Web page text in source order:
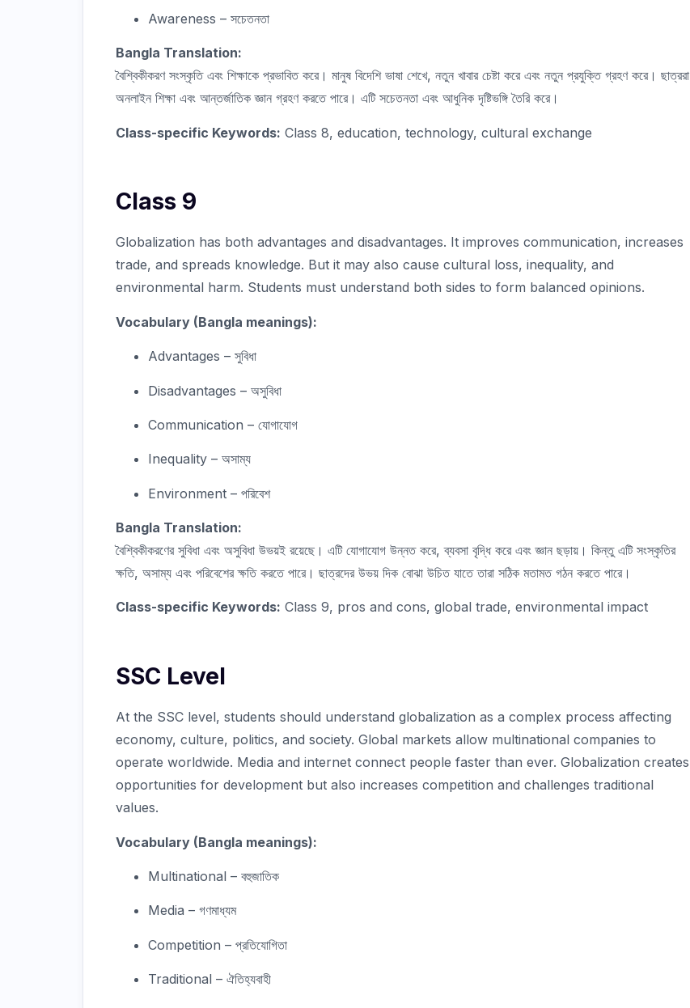
Awareness – সচেতনতা
Bangla Translation:
বৈশ্বিকীকরণ সংস্কৃতি এবং শিক্ষাকে প্রভাবিত করে। মানুষ বিদেশি ভাষা শেখে, নতুন খাবার চেষ্টা করে এবং নতুন প্রযুক্তি গ্রহণ করে। ছাত্ররা
অনলাইন শিক্ষা এবং আন্তর্জাতিক জ্ঞান গ্রহণ করতে পারে। এটি সচেতনতা এবং আধুনিক দৃষ্টিভঙ্গি তৈরি করে।
Class-specific Keywords: Class 8, education, technology, cultural exchange
Class 9
Globalization has both advantages and disadvantages. It improves communication, increases
trade, and spreads knowledge. But it may also cause cultural loss, inequality, and
environmental harm. Students must understand both sides to form balanced opinions.
Vocabulary (Bangla meanings):
Advantages – সুবিধা
Disadvantages – অসুবিধা
Communication – যোগাযোগ
Inequality – অসাম্য
Environment – পরিবেশ
Bangla Translation:
বৈশ্বিকীকরণের সুবিধা এবং অসুবিধা উভয়ই রয়েছে। এটি যোগাযোগ উন্নত করে, ব্যবসা বৃদ্ধি করে এবং জ্ঞান ছড়ায়। কিন্তু এটি সংস্কৃতির
ক্ষতি, অসাম্য এবং পরিবেশের ক্ষতি করতে পারে। ছাত্রদের উভয় দিক বোঝা উচিত যাতে তারা সঠিক মতামত গঠন করতে পারে।
Class-specific Keywords: Class 9, pros and cons, global trade, environmental impact
SSC Level
At the SSC level, students should understand globalization as a complex process affecting
economy, culture, politics, and society. Global markets allow multinational companies to
operate worldwide. Media and internet connect people faster than ever. Globalization creates
opportunities for development but also increases competition and challenges traditional
values.
Vocabulary (Bangla meanings):
Multinational – বহুজাতিক
Media – গণমাধ্যম
Competition – প্রতিযোগিতা
Traditional – ঐতিহ্যবাহী